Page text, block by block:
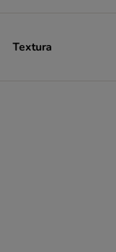
Kitekat
Textura